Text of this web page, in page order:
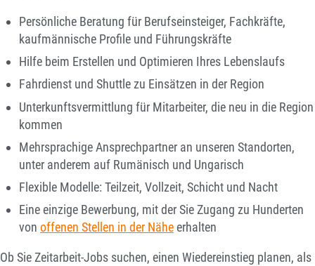
Persönliche Beratung für Berufseinsteiger, Fachkräfte,
kaufmännische Profile und Führungskräfte
Hilfe beim Erstellen und Optimieren Ihres Lebenslaufs
Fahrdienst und Shuttle zu Einsätzen in der Region
Unterkunftsvermittlung für Mitarbeiter, die neu in die Region
kommen
Mehrsprachige Ansprechpartner an unseren Standorten,
unter anderem auf Rumänisch und Ungarisch
Flexible Modelle: Teilzeit, Vollzeit, Schicht und Nacht
Eine einzige Bewerbung, mit der Sie Zugang zu Hunderten
von offenen Stellen in der Nähe erhalten
Ob Sie Zeitarbeit-Jobs suchen, einen Wiedereinstieg planen, als